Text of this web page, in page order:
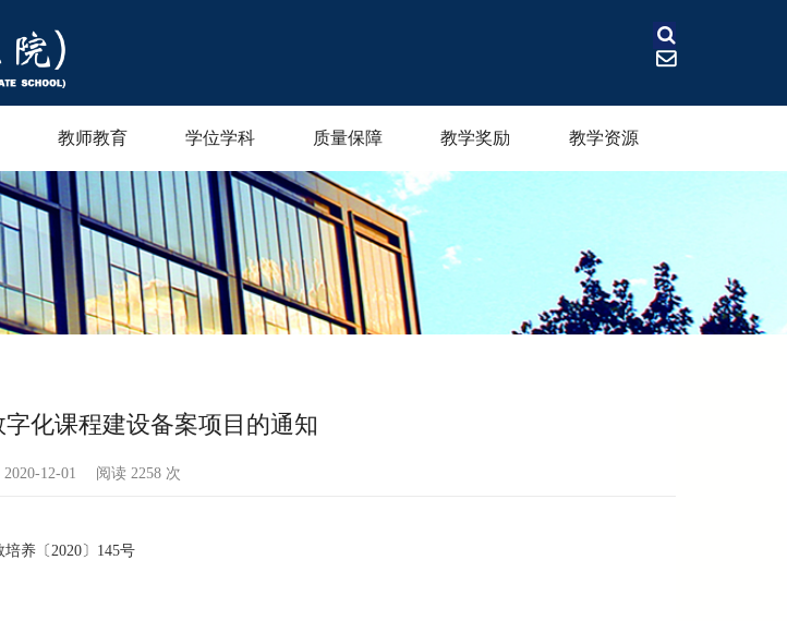
教师教育 学位学科 质量保障 教学奖励 教学资源
化课程建设备案项目的通知
2020-12-01 阅读 2258 次
培养〔2020〕145号